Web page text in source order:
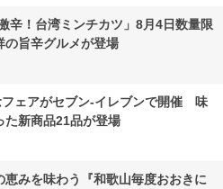
辛！台湾ミンチカツ」8月4日数量限
の旨辛グルメが登場
ェアがセブン-イレブンで開催 味
た新商品21品が登場
恵みを味わう『和歌山毎度おおきに